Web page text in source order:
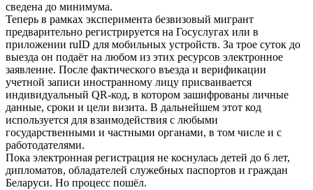
сведена до минимума.
Теперь в рамках эксперимента безвизовый мигрант
предварительно регистрируется на Госуслугах или в
приложении ruID для мобильных устройств. За трое суток до
выезда он подаёт на любом из этих ресурсов электронное
заявление. После фактического въезда и верификации
учетной записи иностранному лицу присваивается
индивидуальный QR-код, в котором зашифрованы личные
данные, сроки и цели визита. В дальнейшем этот код
используется для взаимодействия с любыми
государственными и частными органами, в том числе и с
работодателями.
Пока электронная регистрация не коснулась детей до 6 лет,
дипломатов, обладателей служебных паспортов и граждан
Беларуси. Но процесс пошёл.